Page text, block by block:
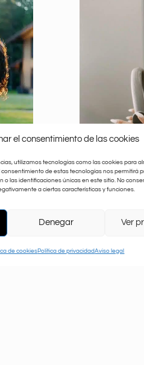
el consentimiento de las cookies
utilizamos tecnologías como las cookies para
consentimiento de estas tecnologías nos permitirá
las identificaciones únicas en este sitio. No
a ciertas características y funciones.
Denegar Ver
de cookiesPolítica de privacidadAviso legal